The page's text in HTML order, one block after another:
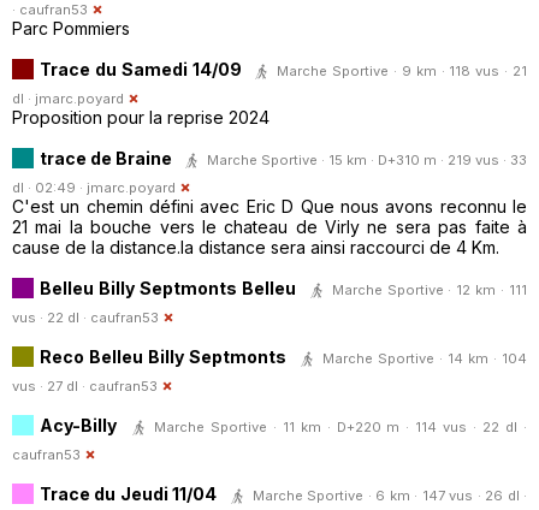
· caufran53
Parc Pommiers
Trace du Samedi 14/09
Marche Sportive · 9 km · 118 vus · 21
dl · jmarc.poyard
Proposition pour la reprise 2024
trace de Braine
Marche Sportive · 15 km · D+310 m · 219 vus · 33
dl · 02:49 · jmarc.poyard
C'est un chemin défini avec Eric D Que nous avons reconnu le
21 mai la bouche vers le chateau de Virly ne sera pas faite à
cause de la distance.la distance sera ainsi raccourci de 4 Km.
Belleu Billy Septmonts Belleu
Marche Sportive · 12 km · 111
vus · 22 dl · caufran53
Reco Belleu Billy Septmonts
Marche Sportive · 14 km · 104
vus · 27 dl · caufran53
Acy-Billy
Marche Sportive · 11 km · D+220 m · 114 vus · 22 dl ·
caufran53
Trace du Jeudi 11/04
Marche Sportive · 6 km · 147 vus · 26 dl ·